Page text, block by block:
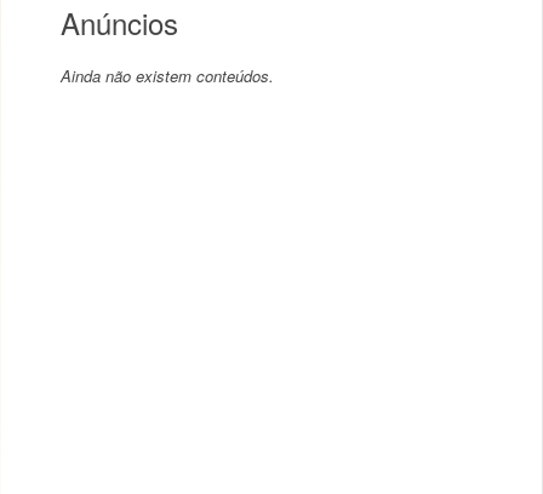
Anúncios
Ainda não existem conteúdos.